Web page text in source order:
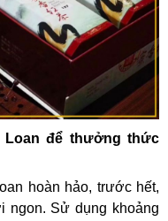
Loan để thưởng thức
hoàn hảo, trước hết,
ngon. Sử dụng khoảng